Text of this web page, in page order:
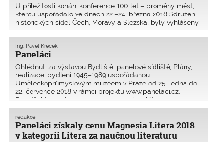
U příležitosti konání konference 100 let – proměny měst,
kterou uspořádalo ve dnech 22.–24. března 2018 Sdružení
historických sídel Čech, Moravy a Slezska, byly vyhlášeny
soutěže přihlásilo 37 objektů. Již v páte
Paneláci
Ing. Pavel Křeček
Ohlédnutí za výstavou Bydliště: panelové sídliště; Plány,
realizace, bydlení 1945–1989 uspořádanou
Uměleckoprůmyslovým muzeem v Praze od 25. ledna do
22. července 2018 v rámci projektu www.panelaci.cz.
Prohlížel jsem si expozici a vzpomínal na léta
v Projektovém ústavu
Paneláci získaly cenu Magnesia Litera 2018
v kategorii Litera za naučnou literaturu
redakce